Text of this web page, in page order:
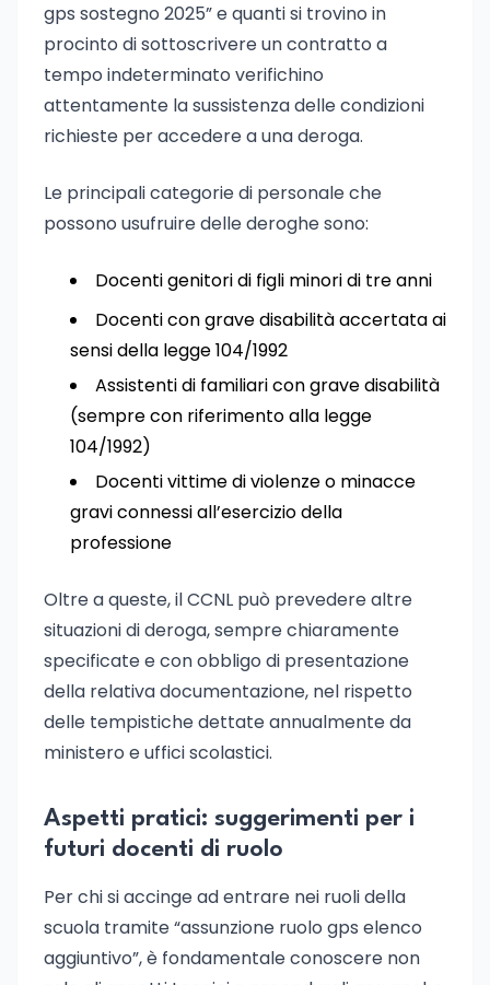
gps sostegno 2025” e quanti si trovino in
procinto di sottoscrivere un contratto a
tempo indeterminato verifichino
attentamente la sussistenza delle condizioni
richieste per accedere a una deroga.
Le principali categorie di personale che
possono usufruire delle deroghe sono:
Docenti genitori di figli minori di tre anni
Docenti con grave disabilità accertata ai
sensi della legge 104/1992
Assistenti di familiari con grave disabilità
(sempre con riferimento alla legge
104/1992)
Docenti vittime di violenze o minacce
gravi connessi all’esercizio della
professione
Oltre a queste, il CCNL può prevedere altre
situazioni di deroga, sempre chiaramente
specificate e con obbligo di presentazione
della relativa documentazione, nel rispetto
delle tempistiche dettate annualmente da
ministero e uffici scolastici.
Aspetti pratici: suggerimenti per i
futuri docenti di ruolo
Per chi si accinge ad entrare nei ruoli della
scuola tramite “assunzione ruolo gps elenco
aggiuntivo”, è fondamentale conoscere non